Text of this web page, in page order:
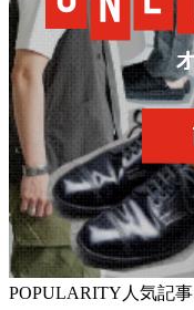
POPULARITY 人気記事